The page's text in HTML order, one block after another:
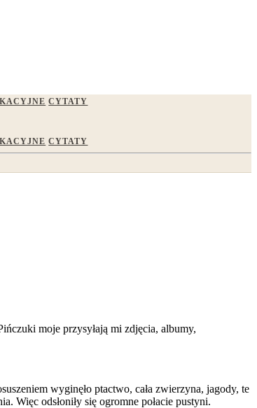
CYTATY
CYTATY
moje przysyłają mi zdjęcia, albumy,
wyginęło ptactwo, cała zwierzyna, jagody, te
Więc odsłoniły się ogromne połacie pustyni.